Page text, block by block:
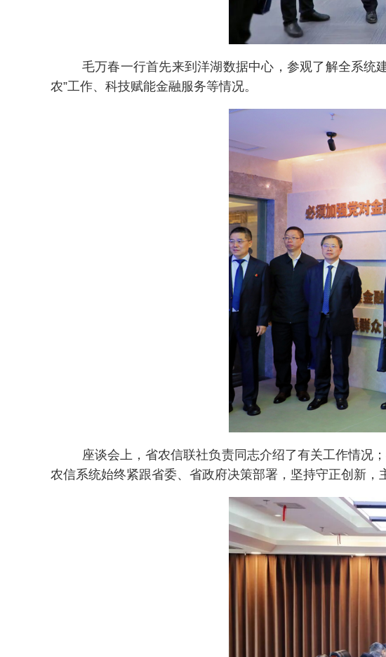
毛万春一行首先来到洋湖数据中心，参观了解全系统
农”工作、科技赋能金融服务等情况。
座谈会上，省农信联社负责同志介绍了有关工作情况
农信系统始终紧跟省委、省政府决策部署，坚持守正创新，